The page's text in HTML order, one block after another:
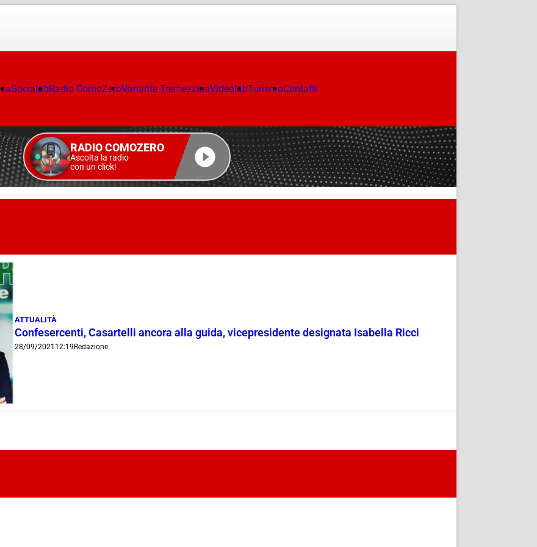
SocialabRadio ComoZeroVariante TremezzinaVideolabTurismoContatti
RADIO COMOZERO
Ascolta la radio
con un click!
ATTUALITÀ
Confesercenti, Casartelli ancora alla guida, vicepresidente designata Isabella Ricci
28/09/2021 12:19Redazione